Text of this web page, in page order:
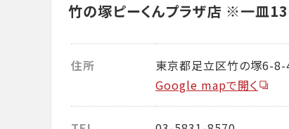
竹の塚ピーくんプラザ店 ※一皿
住所
東京都足立区竹の塚6-
Google mapで開く